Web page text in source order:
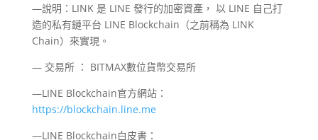
—說明：LINK 是 LINE 發行的加密資產， 以 LINE 自己打
造的私有鏈平台 LINE Blockchain（之前稱為 LINK
Chain）來實現。
— 交易所 ： BITMAX數位貨幣交易所
—LINE Blockchain官方網站：
https://blockchain.line.me
—LINE Blockchain白皮書：